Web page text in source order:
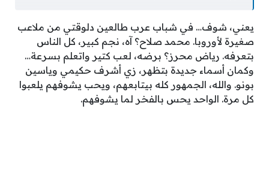
يعني، شوف… في شباب عرب طالعين دلوقتي من ملاعب
صغيرة لأوروبا. محمد صلاح؟ آه، نجم كبير، كل الناس
بتعرفه. رياض محرز؟ برضه، لعب كتير واتعلم بسرعة…
وكمان أسماء جديدة بتظهر، زي أشرف حكيمي وياسين
بونو. والله، الجمهور كله بيتابعهم، ويحب يشوفهم يلعبوا
كل مرة. الواحد يحس بالفخر لما يشوفهم.